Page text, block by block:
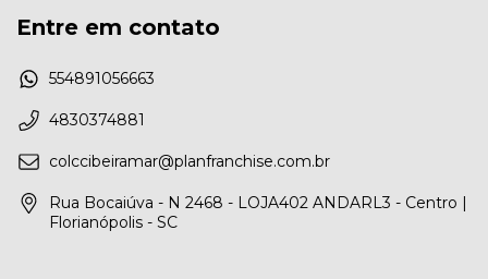
Entre em contato
554891056663
4830374881
colccibeiramar@planfranchise.com.br
Rua Bocaiúva - N 2468 - LOJA402 ANDARL3 - Centro |
Florianópolis - SC